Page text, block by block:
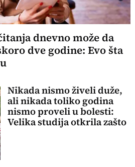
dnevno može da
dve godine: Evo šta
Nikada nismo živeli duže,
ali nikada toliko godina
nismo proveli u bolesti:
Velika studija otkrila zašto